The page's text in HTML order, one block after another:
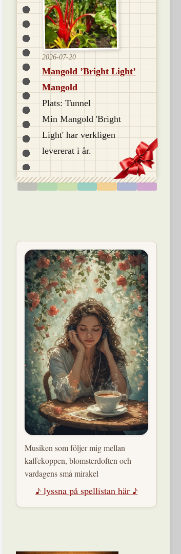
2026-07-20
Mangold ’Bright Light’
Mangold
Plats: Tunnel
Min Mangold 'Bright
Light' har verkligen
levererat i år.
Musiken som följer mig mellan
kaffekoppen, blomsterdoften och
vardagens små mirakel
♪ lyssna på spellistan här ♪